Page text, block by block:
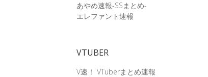
あやめ速報-SSまとめ-
エレファント速報
VTUBER
V速！ VTuberまとめ速報